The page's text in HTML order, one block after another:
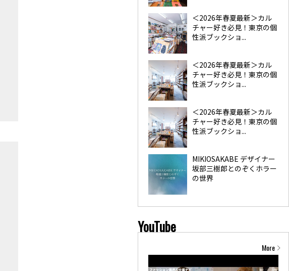
＜2026年春夏最新＞カル
チャー好き必見！東京の個
性派ブックショ...
＜2026年春夏最新＞カル
チャー好き必見！東京の個
性派ブックショ...
＜2026年春夏最新＞カル
チャー好き必見！東京の個
性派ブックショ...
MIKIOSAKABE デザイナー
坂部三樹郎とのぞくホラー
の世界
YouTube
More